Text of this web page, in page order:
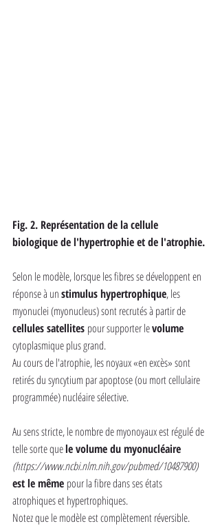
Fig. 2. Représentation de la cellule
biologique de l'hypertrophie et de l'atrophie.
Selon le modèle, lorsque les fibres se développent en
réponse à un stimulus hypertrophique, les
myonuclei (myonucleus) sont recrutés à partir de
cellules satellites pour supporter le volume
cytoplasmique plus grand.
Au cours de l'atrophie, les noyaux «en excès» sont
retirés du syncytium par apoptose (ou mort cellulaire
programmée) nucléaire sélective.
Au sens stricte, le nombre de myonoyaux est régulé de
telle sorte que le volume du myonucléaire
(https://www.ncbi.nlm.nih.gov/pubmed/10487900)
est le même pour la fibre dans ses états
atrophiques et hypertrophiques.
Notez que le modèle est complètement réversible.